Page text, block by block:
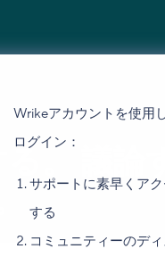
Wrikeアカウントを使用
ログイン：
サポートに素早くア
する
コミュニティーのデ
。 議論